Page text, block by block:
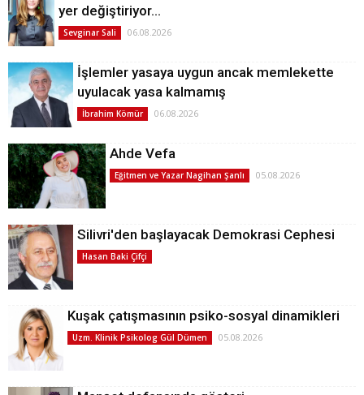
yer değiştiriyor…
Sevginar Sali 06.08.2026
İşlemler yasaya uygun ancak memlekette
uyulacak yasa kalmamış
İbrahim Kömür 06.08.2026
Ahde Vefa
Eğitmen ve Yazar Nagihan Şanlı 05.08.2026
Silivri'den başlayacak Demokrasi Cephesi
Hasan Baki Çifçi
Kuşak çatışmasının psiko-sosyal dinamikleri
Uzm. Klinik Psikolog Gül Dümen 05.08.2026